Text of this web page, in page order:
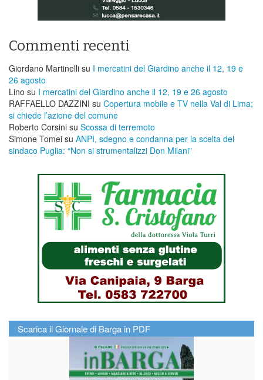
Commenti recenti
Giordano Martinelli su I mercatini del Giardino anche il 12, 19 e
26 agosto
Lino su I mercatini del Giardino anche il 12, 19 e 26 agosto
RAFFAELLO DAZZINI su ​Copertura mobile e TV nella Val di Lima;
si chiede l’azione del comune
Roberto Corsini su Scossa di terremoto
Simone Tomei su ANPI, sdegno e condanna per la scelta del
sindaco Puglia: “Non si strumentalizzi Don Milani”
Scarica il Giornale di Barga in PDF